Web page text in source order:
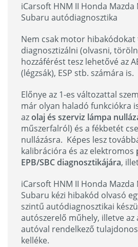
iCarsoft HNM II Honda
Subaru autódiagnosztika
Nem csak motor hibakódokat
diagnosztizálni (olvasni,
hozzáférést tesz lehetővé az
(légzsák), ESP stb. számára is.
Előnye az 1-es változattal
már olyan haladó funkciókra
azolaj és szerviz lámpa
műszerfalról) és a fékbetét
nullázásra. Képes lesz
kalibrációra és az elektromos
EPB/SBC diagnosztikájára,
iCarsoft HNM II Honda
Subaru kézi hibakód olvasó
szintű autódiagnosztikai
autószerelő műhely, illetve
autóval rendelkező
kelléke.